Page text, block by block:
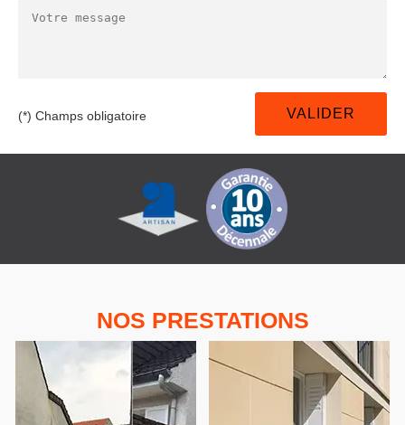
(*) Champs obligatoire
NOS PRESTATIONS